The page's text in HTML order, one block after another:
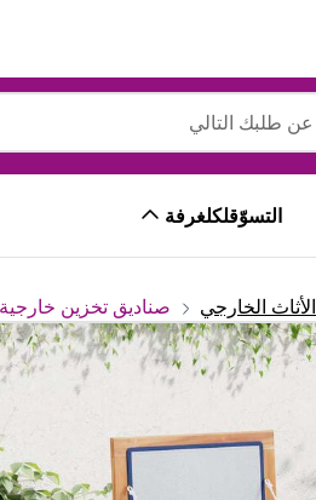
التسوّقلكلغرفة
الأثاث الخارجي صناديق تخزين خارجية